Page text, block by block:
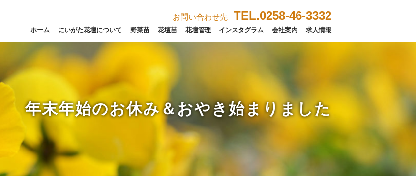
お問い合わせ先 TEL.0258-46-3332
ホーム にいがた花壇について 野菜苗 花壇苗 花壇管理 インスタグラム 会社案内 求人情報
年末年始のお休み＆おやき始まりました